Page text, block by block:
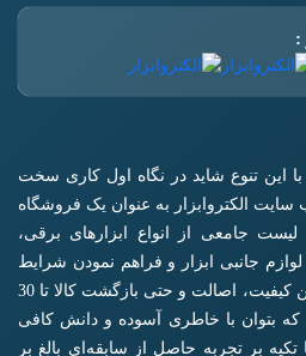
:
با این تنوع شاید در نگاه اول کاری سخت
سایت الکتروابزار به عنوان یک فروشگاه
لیست جامعی از انواع ابزار‌های برقی،
جانبی ابزار و فراهم نمودن شرایط
مقایسه بین آنها به همراه تضمین کیفیت، اصالت و حتی بازگشت کالا تا 30
که بتوان با خاطری آسوده و دانش کافی
تکیه بر تجربه حاصل از سابقه‌ای بالغ بر